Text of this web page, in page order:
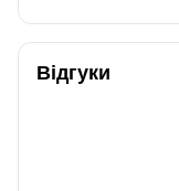
Відгуки